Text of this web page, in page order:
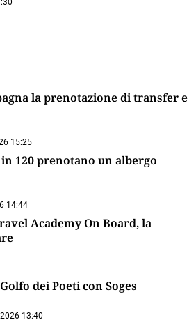
la prenotazione di transfer e
15:25
120 prenotano un albergo
14:44
Academy On Board, la
dei Poeti con Soges
13:40